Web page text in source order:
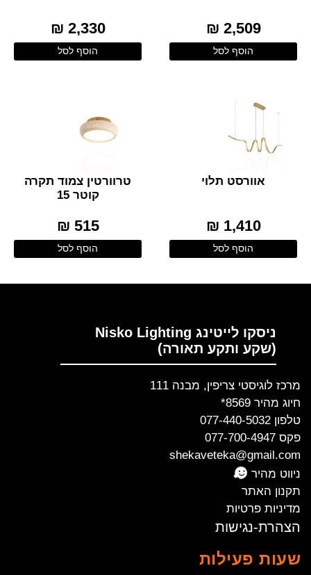
2,509 ₪
הוסף לסל
2,330 ₪
הוסף לסל
אוורסט תלוי
1,410 ₪
הוסף לסל
טרוורטין צמוד תקרה
קוטר 15
515 ₪
הוסף לסל
ניסקו לייטינג Nisko Lighting
(שקע ותקע תאורה)
מרכז לוגיסטי צריפין, מבנה 111
חיוג מהיר 8569*
טלפון 077-440-5032
פקס 077-700-4947
shekaveteka@gmail.com
ניווט מהיר
תקנון האתר
מדיניות פרטיות
הצהרת-נגישות
שעות פעילות